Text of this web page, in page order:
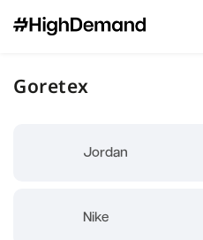
Goretex
Jordan
Nike